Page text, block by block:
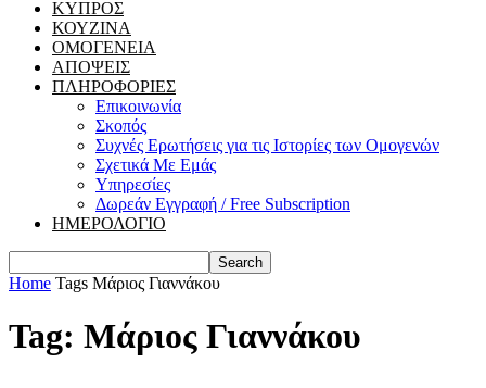
ΚΥΠΡΟΣ
ΚΟΥΖΙΝΑ
ΟΜΟΓΕΝΕΙΑ
ΑΠΟΨΕΙΣ
ΠΛΗΡΟΦΟΡΙΕΣ
Επικοινωνία
Σκοπός
Συχνές Ερωτήσεις για τις Ιστορίες των Ομογενών
Σχετικά Με Εμάς
Υπηρεσίες
Δωρεάν Εγγραφή / Free Subscription
ΗΜΕΡΟΛΟΓΙΟ
Home Tags Μάριος Γιαννάκου
Tag: Μάριος Γιαννάκου